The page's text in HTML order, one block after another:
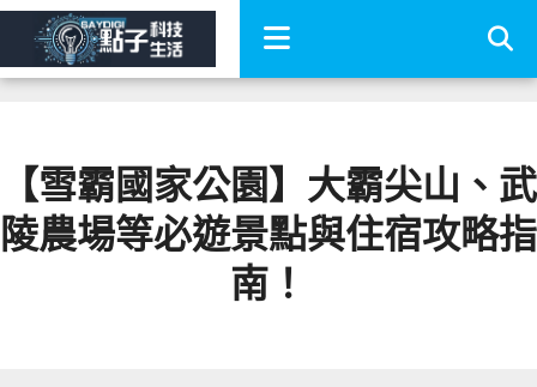
【雪霸國家公園】大霸尖山、武
陵農場等必遊景點與住宿攻略指
南！